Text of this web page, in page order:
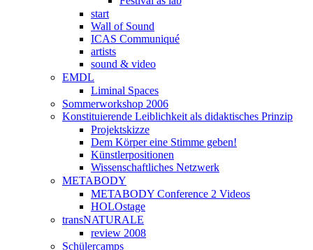
start
Wall of Sound
ICAS Communiqué
artists
sound & video
EMDL
Liminal Spaces
Sommerworkshop 2006
Konstituierende Leiblichkeit als didaktisches Prinzip
Projektskizze
Dem Körper eine Stimme geben!
Künstlerpositionen
Wissenschaftliches Netzwerk
METABODY
METABODY Conference 2 Videos
HOLOstage
transNATURALE
review 2008
Schülercamps